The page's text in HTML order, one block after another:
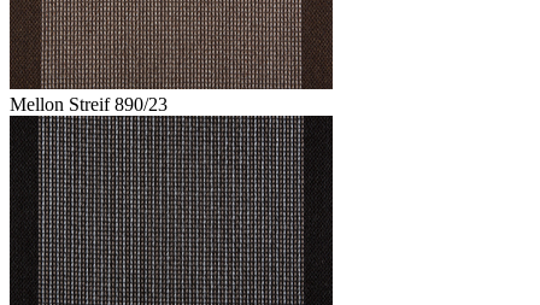
Mellon Streif 890/23